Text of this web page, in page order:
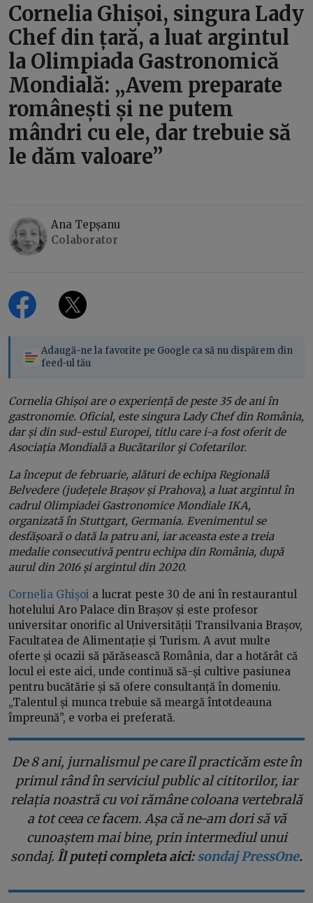
Cornelia Ghișoi, singura Lady
Chef din țară, a luat argintul
la Olimpiada Gastronomică
Mondială: „Avem preparate
românești și ne putem
mândri cu ele, dar trebuie să
le dăm valoare”
Ana Tepșanu
Colaborator
Adaugă-ne la favorite pe Google ca să nu dispărem din
feed-ul tău
Cornelia Ghișoi are o experiență de peste 35 de ani în
gastronomie. Oficial, este singura Lady Chef din România,
dar și din sud-estul Europei, titlu care i-a fost oferit de
Asociaţia Mondială a Bucătarilor şi Cofetarilor.
La început de februarie, alături de echipa Regională
Belvedere (județele Brașov și Prahova), a luat argintul în
cadrul Olimpiadei Gastronomice Mondiale IKA,
organizată în Stuttgart, Germania. Evenimentul se
desfășoară o dată la patru ani, iar aceasta este a treia
medalie consecutivă pentru echipa din România, după
aurul din 2016 și argintul din 2020.
Cornelia Ghișoi a lucrat peste 30 de ani în restaurantul
hotelului Aro Palace din Brașov și este profesor
universitar onorific al Universității Transilvania Brașov,
Facultatea de Alimentație și Turism. A avut multe
oferte și ocazii să părăsească România, dar a hotărât că
locul ei este aici, unde continuă să-și cultive pasiunea
pentru bucătărie și să ofere consultanță în domeniu.
„Talentul și munca trebuie să meargă întotdeauna
împreună”, e vorba ei preferată.
De 8 ani, jurnalismul pe care îl practicăm este în
primul rând în serviciul public al cititorilor, iar
relația noastră cu voi rămâne coloana vertebrală
a tot ceea ce facem. Așa că ne-am dori să vă
cunoaștem mai bine, prin intermediul unui
sondaj. Îl puteți completa aici:sondaj PressOne.